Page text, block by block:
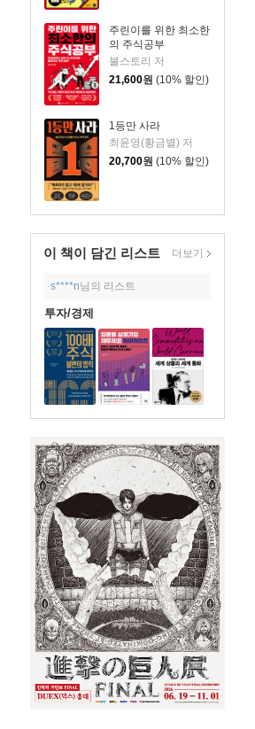
주린이를 위한 최소한
의 주식공부
불스토리 저
21,600원 (10% 할인)
1등만 사라
최윤영(황금별) 저
20,700원 (10% 할인)
이 책이 담긴 리스트 더보기
s****n님의 리스트
투자/경제